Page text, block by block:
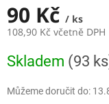
90 Kč / ks
108,90 Kč včetně DPH
cena:
Skladem (93
Můžeme doručit do: